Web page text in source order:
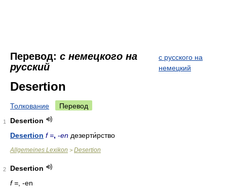
Перевод: с немецкого на
русский
с русского на
немецкий
Desertion
Толкование Перевод
1
Desertion
Desertion f =, -en дезерти́рство
Allgemeines Lexikon > Desertion
2
Desertion
f = , -en